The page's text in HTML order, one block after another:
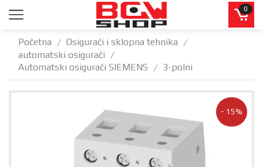
0
Početna / Osigurači i sklopna tehnika /
automatski osigurači /
Automatski osigurači SIEMENS / 3-polni
- 15%